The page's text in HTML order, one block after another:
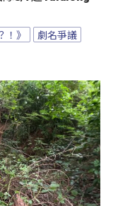
》
劇名爭議